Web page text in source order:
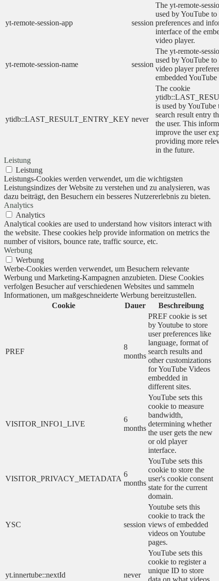
yt-remote-session-app session
The yt-remote-
used by YouTube to
preferences and
interface of the
video player.
yt-remote-session-name session
The yt-remote-
used by YouTube to
video player
embedded
ytidb::LAST_RESULT_ENTRY_KEY never
The cookie
is used by YouTube
search result entry
the user. This
improve the user
providing more
in the future.
Leistung
Leistung
Leistungs-Cookies werden verwendet, um die wichtigsten
Leistungsindizes der Website zu verstehen und zu analysieren, was
dazu beiträgt, den Besuchern ein besseres Nutzererlebnis zu bieten.
Analytics
Analytics
Analytical cookies are used to understand how visitors interact with
the website. These cookies help provide information on metrics the
number of visitors, bounce rate, traffic source, etc.
Werbung
Werbung
Werbe-Cookies werden verwendet, um Besuchern relevante
Werbung und Marketing-Kampagnen anzubieten. Diese Cookies
verfolgen Besucher auf verschiedenen Websites und sammeln
Informationen, um maßgeschneiderte Werbung bereitzustellen.
Cookie
Dauer Beschreibung
PREF
8
months
PREF cookie is set
by Youtube to store
user preferences like
language, format of
search results and
other customizations
for YouTube Videos
embedded in
different sites.
VISITOR_INFO1_LIVE
6
months
YouTube sets this
cookie to measure
bandwidth,
determining whether
the user gets the new
or old player
interface.
VISITOR_PRIVACY_METADATA
6
months
YouTube sets this
cookie to store the
user's cookie consent
state for the current
domain.
YSC session
Youtube sets this
cookie to track the
views of embedded
videos on Youtube
pages.
yt.innertube::nextId never
YouTube sets this
cookie to register a
unique ID to store
data on what videos